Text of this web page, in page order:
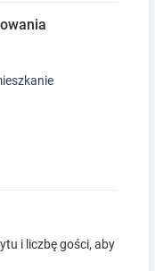
i liczbę gości, aby